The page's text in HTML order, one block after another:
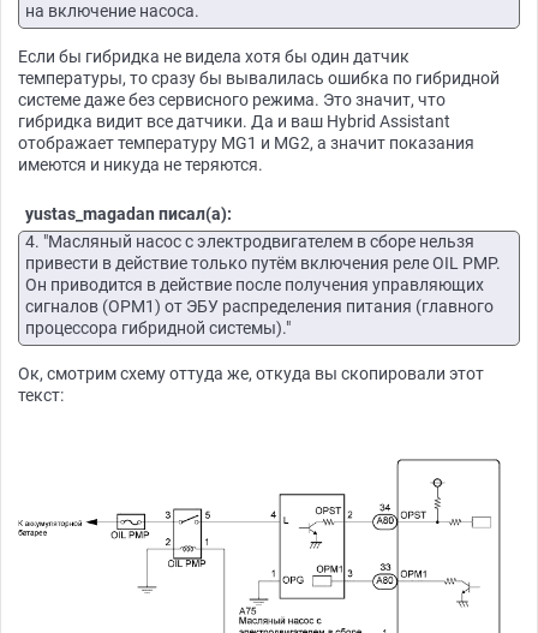
на включение насоса.
Если бы гибридка не видела хотя бы один датчик
температуры, то сразу бы вывалилась ошибка по гибридной
системе даже без сервисного режима. Это значит, что
гибридка видит все датчики. Да и ваш Hybrid Assistant
отображает температуру MG1 и MG2, а значит показания
имеются и никуда не теряются.
yustas_magadan писал(а):
4. "Масляный насос с электродвигателем в сборе нельзя
привести в действие только путём включения реле OIL PMP.
Он приводится в действие после получения управляющих
сигналов (OPM1) от ЭБУ распределения питания (главного
процессора гибридной системы)."
Ок, смотрим схему оттуда же, откуда вы скопировали этот
текст: